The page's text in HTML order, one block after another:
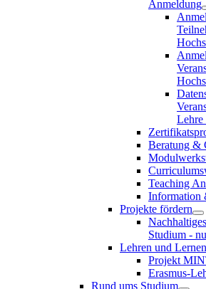
Anmeldung
Lehre
Beratung &
Teaching
Information
Projekte fördern
Studium -
Lehren und
Projekt
Erasmus-
Rund ums Studium